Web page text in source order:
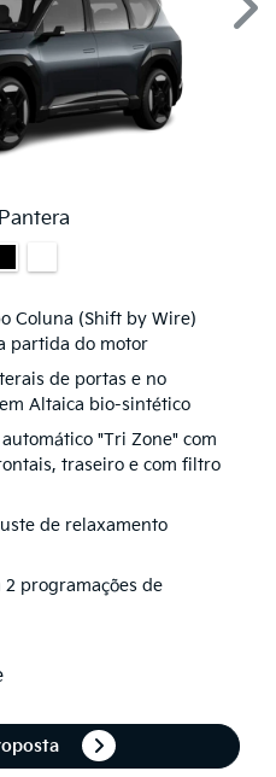
Coluna (Shift by Wire)
partida do motor
de portas e no
Altaica bio-sintético
"Tri Zone" com
traseiro e com filtro
de relaxamento
2 programações de